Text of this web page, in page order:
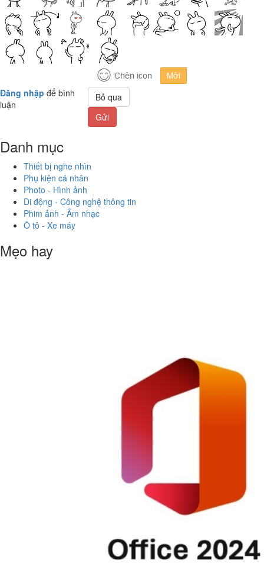
Đăng nhập để bình
luận
Bỏ qua
Gửi
Danh mục
Thiết bị nghe nhìn
Phụ kiện cá nhân
Photo - Hình ảnh
Di động - Công nghệ thông tin
Phim ảnh - Âm nhạc
Ô tô - Xe máy
Mẹo hay